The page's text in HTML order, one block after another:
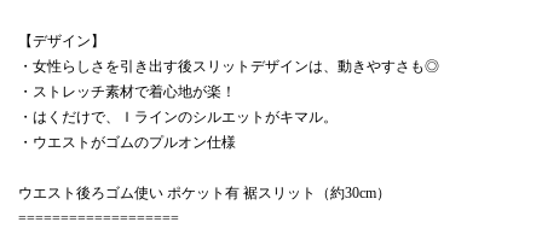
【デザイン】
・女性らしさを引き出す後スリットデザインは、動きやすさも◎
・ストレッチ素材で着心地が楽！
・はくだけで、Ｉラインのシルエットがキマル。
・ウエストがゴムのプルオン仕様
ウエスト後ろゴム使い ポケット有 裾スリット（約30cm）
===================